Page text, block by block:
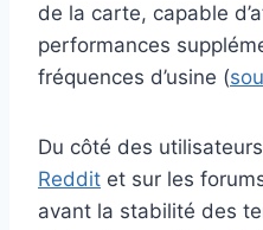
de la carte, capable
performances
fréquences d’usine (
Du côté des
Reddit et sur les
avant la stabilité des